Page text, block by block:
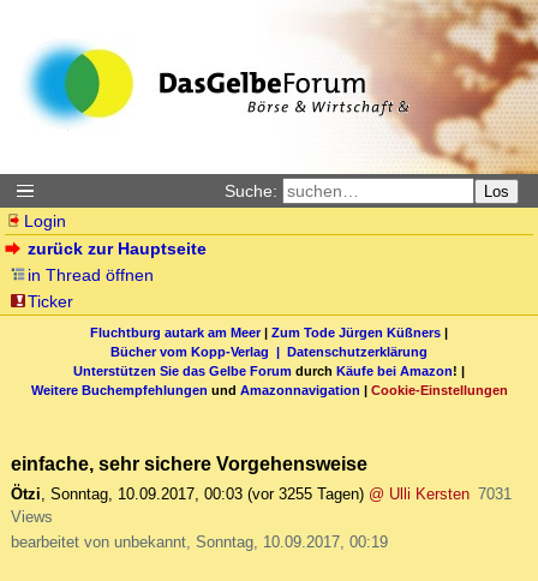
Suche: Los
Login
zurück zur Hauptseite
in Thread öffnen
Ticker
Fluchtburg autark am Meer| Zum Tode Jürgen Küßners |
Bücher vom Kopp-Verlag | Datenschutzerklärung
Unterstützen Sie das Gelbe Forum durch Käufe bei Amazon! |
Weitere Buchempfehlungen und Amazonnavigation | Cookie-Einstellungen
einfache, sehr sichere Vorgehensweise
Ötzi, Sonntag, 10.09.2017, 00:03 (vor 3255 Tagen) @ Ulli Kersten 7031
Views
bearbeitet von unbekannt, Sonntag, 10.09.2017, 00:19